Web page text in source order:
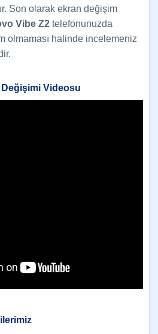
Son olarak ekran değişim
Vibe Z2telefonunuzda
olmaması halinde incelemeniz
Videosu